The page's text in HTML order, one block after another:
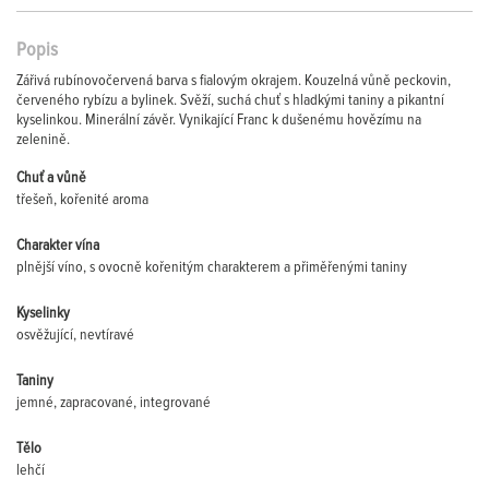
Popis
Zářivá rubínovočervená barva s fialovým okrajem. Kouzelná vůně peckovin,
červeného rybízu a bylinek. Svěží, suchá chuť s hladkými taniny a pikantní
kyselinkou. Minerální závěr. Vynikající Franc k dušenému hovězímu na
zelenině.
Chuť a vůně
třešeň, kořenité aroma
Charakter vína
plnější víno, s ovocně kořenitým charakterem a přiměřenými taniny
Kyselinky
osvěžující, nevtíravé
Taniny
jemné, zapracované, integrované
Tělo
lehčí